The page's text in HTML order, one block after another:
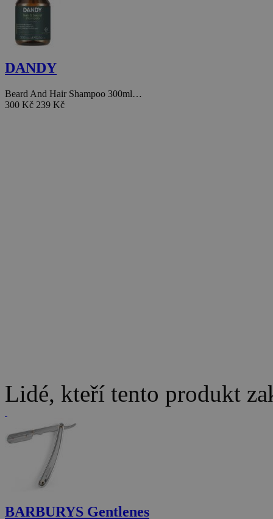
DANDY
Beard And Hair Shampoo 300ml…
300 Kč 239 Kč
Lidé, kteří tento produkt
BARBURYS Gentlenes